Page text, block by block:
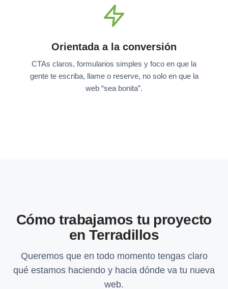
Orientada a la conversión
CTAs claros, formularios simples y foco en que la
gente te escriba, llame o reserve, no solo en que la
web “sea bonita”.
Cómo trabajamos tu proyecto
en Terradillos
Queremos que en todo momento tengas claro
qué estamos haciendo y hacia dónde va tu nueva
web.